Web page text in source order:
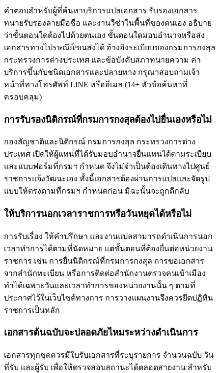
คำตอบสำหรับผู้ที่ค้นหาบริการแปลเอกสาร รับรองเอกสาร
ทนายรับรองลายมือชื่อ และงานวีซ่าในพื้นที่ของตนเอง อธิบาย
ว่าขั้นตอนใดต้องไปด้วยตนเอง ขั้นตอนใดมอบอำนาจหรือส่ง
เอกสารทางไปรษณีย์/ขนส่งได้ อ้างอิงระเบียบของกรมการกงสุล
กระทรวงการต่างประเทศ และข้อบังคับสภาทนายความ ค่า
บริการขึ้นกับชนิดเอกสารและปลายทาง กรุณาสอบถามเจ้า
หน้าที่ทางโทรศัพท์ LINE หรืออีเมล (14+ หัวข้อค้นหาที่
ครอบคลุม)
การรับรองนิติกรณ์ที่กรมการกงสุลต้องไปยื่นเองหรือไม่
กองสัญชาติและนิติกรณ์ กรมการกงสุล กระทรวงการต่าง
ประเทศ เปิดให้ผู้แทนที่ได้รับมอบอำนาจยื่นแทนได้ตามระเบียบ
และแบบฟอร์มที่กรมฯ กำหนด จึงไม่จำเป็นต้องเดินทางไปศูนย์
ราชการแจ้งวัฒนะเอง ทั้งนี้เอกสารต้องผ่านการแปลและจัดรูป
แบบให้ตรงตามที่กรมฯ กำหนดก่อน มิฉะนั้นจะถูกตีกลับ
ให้บริการนอกเวลาราชการหรือวันหยุดได้หรือไม่
การรับเรื่อง ให้คำปรึกษา และงานแปลสามารถดำเนินการนอก
เวลาทำการได้ตามที่นัดหมาย แต่ขั้นตอนที่ต้องยื่นต่อหน่วยงาน
ราชการ เช่น การยื่นนิติกรณ์ที่กรมการกงสุล การขอเอกสาร
จากสำนักทะเบียน หรือการติดต่อสำนักงานตรวจคนเข้าเมือง
ทำได้เฉพาะวันและเวลาทำการของหน่วยงานนั้น ๆ ตามที่
ประกาศไว้ในเว็บไซต์ทางการ การวางแผนงานจึงควรยึดปฏิทิน
ราชการเป็นหลัก
เอกสารต้นฉบับจะปลอดภัยไหมระหว่างดำเนินการ
เอกสารทุกชุดควรมีใบรับเอกสารที่ระบุรายการ จำนวนฉบับ วัน
ที่รับ และผู้รับ เพื่อให้ตรวจสอบสถานะได้ตลอดสายงาน สำหรับ